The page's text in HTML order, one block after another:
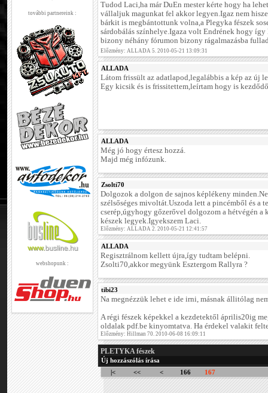
további partnereink :
webshopunk :
Tudod Laci,ha már DuEn mester kérte hogy ha
vállaljuk magunkat fel akkor legyen.Igaz nem
bárkit is megbántottunk volna,a Plegyka fészek
sárdobálás színhelye.Igaza volt Endrének hogy így
bizony néhány fórumon bizony rágalmazásba
Előzmény: ALLADA 5. 2010-05-21 13:09:31
ALLADA
Látom frissült az adatlapod,legalábbis a kép az új
Egy kicsik és is frissitettem,leírtam hogy is
ALLADA
Még jó hogy értesz hozzá.
Majd még infózunk.
Zsolti70
Dolgozok a dolgon de sajnos képlékeny
szélsőséges mivoltát.Uszoda lett a pincémből és a
cserép,úgyhogy gőzerővel dolgozom a hétvégén a
készek legyek.Igyekszem Laci.
Előzmény: ALLADA 2. 2010-05-21 12:41:57
ALLADA
Regisztrálnom kellett újra,így tudtam belépni.
Zsolti70,akkor megyünk Esztergom Rallyra ?
tibi23
Na megnézzük lehet e ide irni, másnak állitólag
A régi fészek képekkel a kezdetektől április20ig
oldalak pdf.be kinyomtatva. Ha érdekel valakit
Előzmény: Hillman 70. 2010-06-08 16:09:11
PLETYKA fészek
Új hozzászólás írása
|<
<< < 166 167